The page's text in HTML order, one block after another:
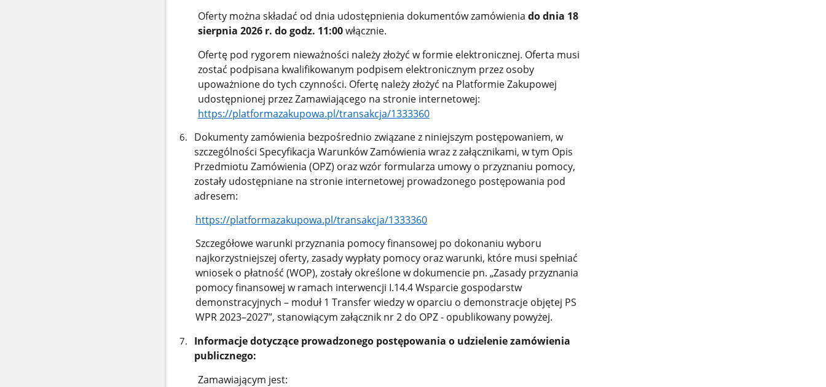
Oferty można składać od dnia udostępnienia dokumentów zamówienia do dnia 18
sierpnia 2026 r. do godz. 11:00włącznie.
Ofertę pod rygorem nieważności należy złożyć w formie elektronicznej. Oferta musi
zostać podpisana kwalifikowanym podpisem elektronicznym przez osoby
upoważnione do tych czynności. Ofertę należy złożyć na Platformie Zakupowej
udostępnionej przez Zamawiającego na stronie internetowej:
https://platformazakupowa.pl/transakcja/1333360
Dokumenty zamówienia bezpośrednio związane z niniejszym postępowaniem, w
szczególności Specyfikacja Warunków Zamówienia wraz z załącznikami, w tym Opis
Przedmiotu Zamówienia (OPZ) oraz wzór formularza umowy o przyznaniu pomocy,
zostały udostępniane na stronie internetowej prowadzonego postępowania pod
adresem:
https://platformazakupowa.pl/transakcja/1333360
Szczegółowe warunki przyznania pomocy finansowej po dokonaniu wyboru
najkorzystniejszej oferty, zasady wypłaty pomocy oraz warunki, które musi spełniać
wniosek o płatność (WOP), zostały określone w dokumencie pn. „Zasady przyznania
pomocy finansowej w ramach interwencji I.14.4 Wsparcie gospodarstw
demonstracyjnych – moduł 1 Transfer wiedzy w oparciu o demonstracje objętej PS
WPR 2023–2027”, stanowiącym załącznik nr 2 do OPZ - opublikowany powyżej.
Informacje dotyczące prowadzonego postępowania o udzielenie zamówienia
publicznego:
Zamawiającym jest: